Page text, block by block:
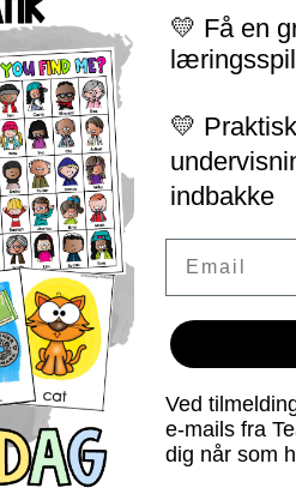
💛 Få en
💛
indbakke
Ved
e-mails fra
dig når som